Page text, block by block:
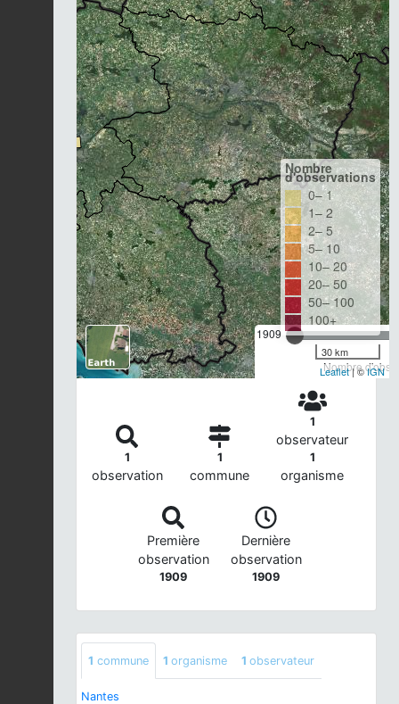
1909
Nombre
Nombre
d'observations
0– 1
1– 2
2– 5
5– 10
10– 20
20– 50
50– 100
100+
30 km
Leaflet| ©IGN
1
observation
1
commune
1
observateur
1
organisme
Première
observation
1909
Dernière
observation
1909
1 commune 1 organisme 1 observateur
Nantes